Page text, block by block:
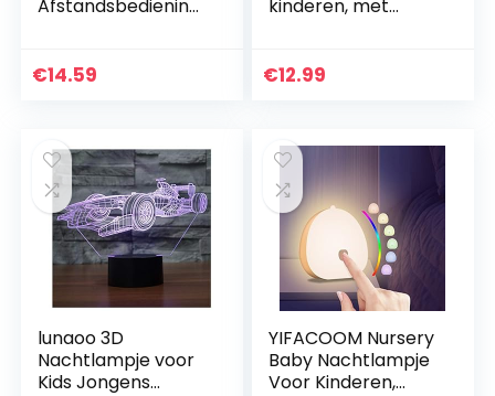
Afstandsbediening
veranderende
€14.59
kinderen, met
nachtlamp voor
€12.99
lunaoo 3D
Nachtlampje voor
Kids Jongens
YIFACOOM Nursery
Baby Nachtlampje
Voor Kinderen,